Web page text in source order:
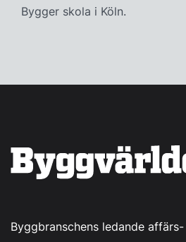
Bygger skola i Köln.
Byggbranschens ledande